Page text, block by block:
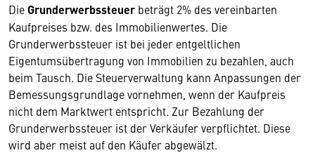
Die Grunderwerbssteuer beträgt 2% des vereinbarten
Kaufpreises bzw. des Immobilienwertes. Die
Grunderwerbssteuer ist bei jeder entgeltlichen
Eigentumsübertragung von Immobilien zu bezahlen, auch
beim Tausch. Die Steuerverwaltung kann Anpassungen der
Bemessungsgrundlage vornehmen, wenn der Kaufpreis
nicht dem Marktwert entspricht. Zur Bezahlung der
Grunderwerbssteuer ist der Verkäufer verpflichtet. Diese
wird aber meist auf den Käufer abgewälzt.